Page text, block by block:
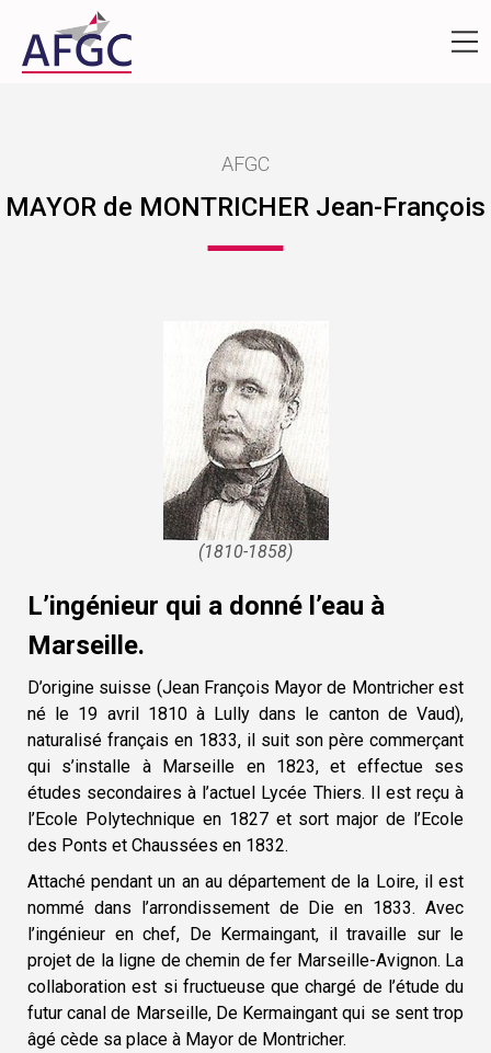
AFGC
MAYOR de MONTRICHER Jean-François
(1810-1858)
L’ingénieur qui a donné l’eau à
Marseille.
D’origine suisse (Jean François Mayor de Montricher est
né le 19 avril 1810 à Lully dans le canton de Vaud),
naturalisé français en 1833, il suit son père commerçant
qui s’installe à Marseille en 1823, et effectue ses
études secondaires à l’actuel Lycée Thiers. Il est reçu à
l’Ecole Polytechnique en 1827 et sort major de l’Ecole
des Ponts et Chaussées en 1832.
Attaché pendant un an au département de la Loire, il est
nommé dans l’arrondissement de Die en 1833. Avec
l’ingénieur en chef, De Kermaingant, il travaille sur le
projet de la ligne de chemin de fer Marseille-Avignon. La
collaboration est si fructueuse que chargé de l’étude du
futur canal de Marseille, De Kermaingant qui se sent trop
âgé cède sa place à Mayor de Montricher.